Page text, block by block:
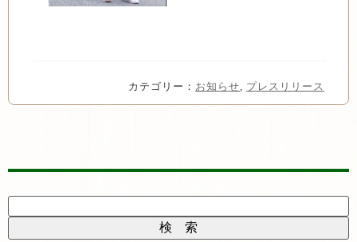
カテゴリー： お知らせ プレスリリース